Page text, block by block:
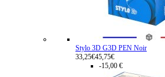
Stylo 3D G3D PEN Noir
33,25€45,75€
-15,00 €